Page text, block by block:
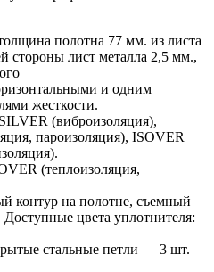
полотна 77 мм. из листа
стороны лист металла 2,5 мм.,
и одним
жесткости.
(виброизоляция),
пароизоляция), ISOVER
(теплоизоляция,
контур на полотне, съемный
Доступные цвета уплотнителя:
стальные петли — 3 шт.